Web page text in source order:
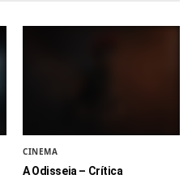
CINEMA
A Odisseia – Crítica